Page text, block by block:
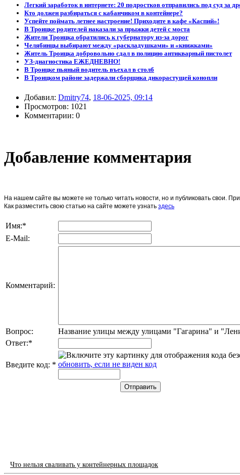
Легкий заработок в интернете: 20 подростков отправились под суд за
Кто должен разбираться с кабанчиком в контейнере?
Успейте поймать летнее настроение! Приходите в кафе «Каспий»!
В Троицке родителей наказали за прыжки детей с моста
Жители Троицка обратились к губернатору из-за дорог
Челябинцы выбирают между «раскладушками» и «книжками»
Житель Троицка добровольно сдал в полицию антикварный пистолет
УЗ-диагностика ЕЖЕДНЕВНО!
В Троицке пьяный водитель въехал в столб
В Троицком районе задержали сборщика дикорастущей конопли
Добавил: Dmitry74, 18-06-2025, 09:14
Просмотров: 1021
Комментарии: 0
Добавление комментария
На нашем сайте вы можете не только читать новости, но и публиковать свои.
Как разместить свою статью на сайте можете узнать здесь
Имя:*
E-Mail:
Комментарий:
Вопрос:
Название улицы между улицами "Гагарина" и
Ответ:*
Введите код: * обновить, если не виден код
Что нельзя сваливать у контейнерных площадок